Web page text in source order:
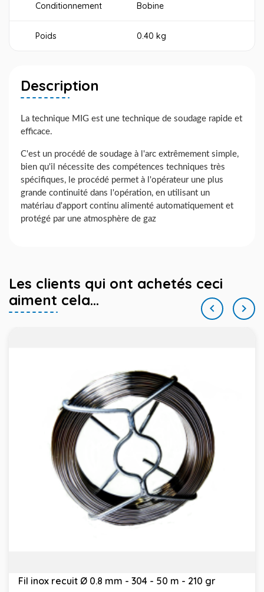
Conditionnement Bobine
Poids 0.40 kg
Description
La technique MIG est une technique de soudage rapide et
efficace.
C'est un procédé de soudage à l'arc extrêmement simple,
bien qu'il nécessite des compétences techniques très
spécifiques, le procédé permet à l'opérateur une plus
grande continuité dans l'opération, en utilisant un
matériau d'apport continu alimenté automatiquement et
protégé par une atmosphère de gaz
Les clients qui ont achetés ceci
aiment cela...

Fil inox recuit Ø 0.8 mm - 304 - 50 m - 210 gr
